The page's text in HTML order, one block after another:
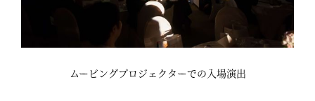
ムービングプロジェクターでの入場演出